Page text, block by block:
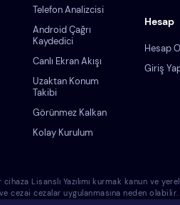
Hesap
Hesap
Giriş
Telefon Analizcisi
Android Çağrı
Kaydedici
Canlı Ekran Akışı
Uzaktan Konum
Takibi
Görünmez Kalkan
Kolay Kurulum
Lisanslı Yazılımı kurmak kanun ve
cezalar uygulanmasına neden olabilir.